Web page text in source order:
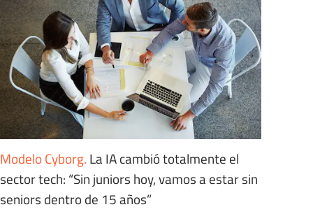
Modelo Cyborg. La IA cambió totalmente el
sector tech: “Sin juniors hoy, vamos a estar sin
seniors dentro de 15 años”